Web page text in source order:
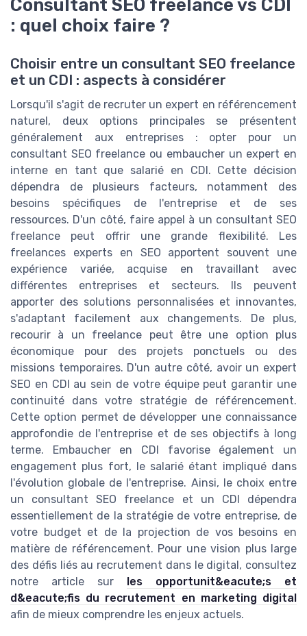
Consultant SEO freelance vs CDI
: quel choix faire ?
Choisir entre un consultant SEO freelance
et un CDI : aspects à considérer
Lorsqu'il s'agit de recruter un expert en référencement
naturel, deux options principales se présentent
généralement aux entreprises : opter pour un
consultant SEO freelance ou embaucher un expert en
interne en tant que salarié en CDI. Cette décision
dépendra de plusieurs facteurs, notamment des
besoins spécifiques de l'entreprise et de ses
ressources. D'un côté, faire appel à un consultant SEO
freelance peut offrir une grande flexibilité. Les
freelances experts en SEO apportent souvent une
expérience variée, acquise en travaillant avec
différentes entreprises et secteurs. Ils peuvent
apporter des solutions personnalisées et innovantes,
s'adaptant facilement aux changements. De plus,
recourir à un freelance peut être une option plus
économique pour des projets ponctuels ou des
missions temporaires. D'un autre côté, avoir un expert
SEO en CDI au sein de votre équipe peut garantir une
continuité dans votre stratégie de référencement.
Cette option permet de développer une connaissance
approfondie de l'entreprise et de ses objectifs à long
terme. Embaucher en CDI favorise également un
engagement plus fort, le salarié étant impliqué dans
l'évolution globale de l'entreprise. Ainsi, le choix entre
un consultant SEO freelance et un CDI dépendra
essentiellement de la stratégie de votre entreprise, de
votre budget et de la projection de vos besoins en
matière de référencement. Pour une vision plus large
des défis liés au recrutement dans le digital, consultez
notre article sur les opportunit&eacute;s et
d&eacute;fis du recrutement en marketing digital
afin de mieux comprendre les enjeux actuels.